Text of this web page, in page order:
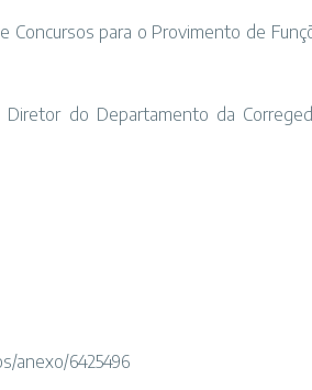
Concursos para o Provimento de
Diretor do Departamento da
anexo/6425496